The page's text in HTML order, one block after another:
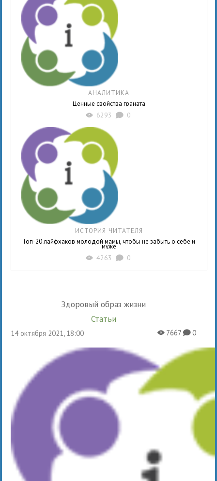
АНАЛИТИКА
Ценные свойства граната
X 6293 K 0
ИСТОРИЯ ЧИТАТЕЛЯ
Топ-20 лайфхаков молодой мамы, чтобы не забыть о себе и
муже
X 4263 K 0
Здоровый образ жизни
Статьи
14 октября 2021, 18:00 X7667K0